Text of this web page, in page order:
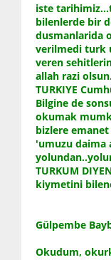
iste
bilenlerde bir
dusmanlarida
verilmedi turk
veren
allah razi
TURKIYE
Bilgine de
okumak
bizlere emanet
'umuzu daima
TURKUM
kiymetini
Gülpembe
Okudum,